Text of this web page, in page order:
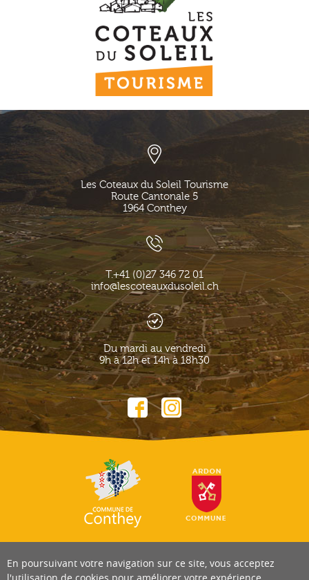
Les Coteaux du Soleil Tourisme
Route Cantonale 5
1964 Conthey
T.+41 (0)27 346 72 01
info@lescoteauxdusoleil.ch
Du mardi au vendredi
9h à 12h et 14h à 18h30
En poursuivant votre navigation sur ce site, vous acceptez